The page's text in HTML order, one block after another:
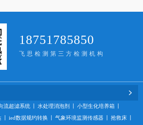
18751785850
飞思检测第三方检测机构
流超滤系统 水处理消泡剂 小型生化培养箱
ied数据规约转换 气象环境监测传感器 抢救床